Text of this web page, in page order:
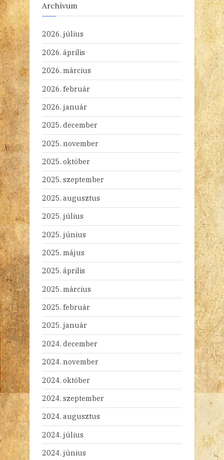
Archívum
2026. július
2026. április
2026. március
2026. február
2026. január
2025. december
2025. november
2025. október
2025. szeptember
2025. augusztus
2025. július
2025. június
2025. május
2025. április
2025. március
2025. február
2025. január
2024. december
2024. november
2024. október
2024. szeptember
2024. augusztus
2024. július
2024. június